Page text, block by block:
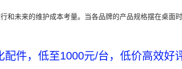
和未来的维护成本考量。当各品牌的产品规格摆在桌面
件，低至1000元/台，低价高效好